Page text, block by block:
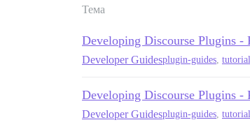
Тема
Developing Discourse Plugins -
Developer Guidesplugin-guides, tutorial
Developing Discourse Plugins -
Developer Guidesplugin-guides, tutorial